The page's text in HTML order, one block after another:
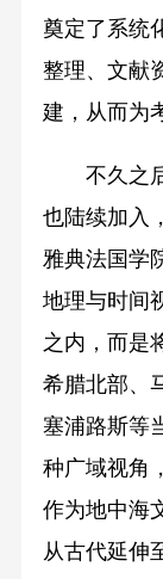
奠定了系统
整理、文献
建，从而为
不久之后
也陆续加入
雅典法国学
地理与时间
之内，而是
希腊北部、
塞浦路斯等
种广域视角
作为地中海
从古代延伸